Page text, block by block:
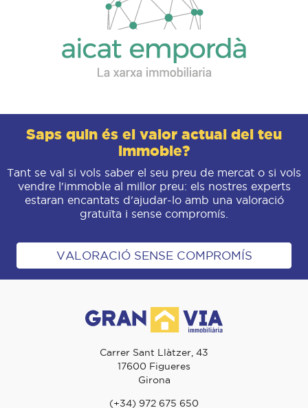
Saps quin és el valor actual del teu
immoble?
Tant se val si vols saber el seu preu de mercat o si vols
vendre l'immoble al millor preu: els nostres experts
estaran encantats d'ajudar-lo amb una valoració
gratuïta i sense compromís.
VALORACIÓ SENSE COMPROMÍS
Carrer Sant Llàtzer, 43
17600 Figueres
Girona
(+34) 972 675 650